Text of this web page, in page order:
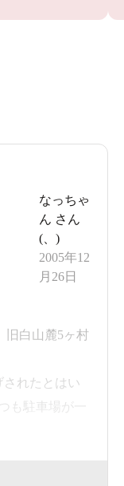
なっちゃ
ん さん
(
)
2005年12
月26日
旧白山麓5ヶ村
れたとはい
も駐車場が一